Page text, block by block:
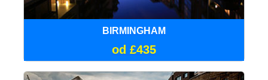
BIRMINGHAM
od £435